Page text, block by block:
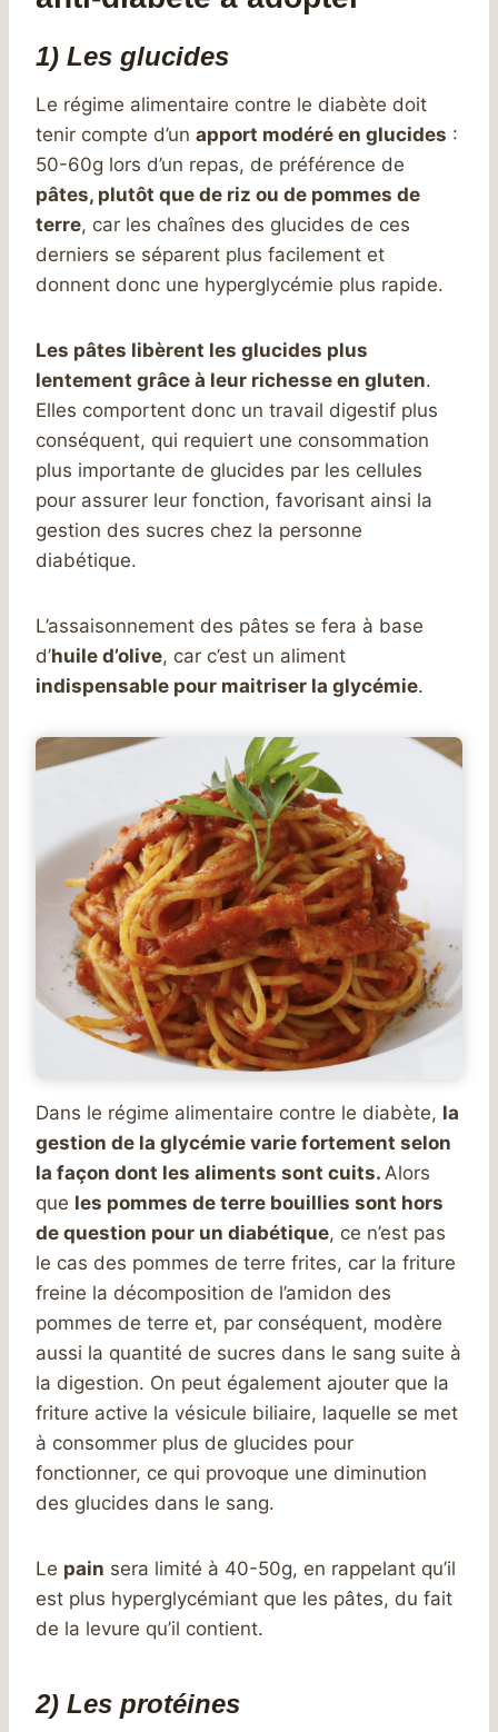
1) Les glucides
Le régime alimentaire contre le diabète doit
tenir compte d’un apport modéré en glucides :
50-60g lors d’un repas, de préférence de
pâtes, plutôt que de riz ou de pommes de
terre, car les chaînes des glucides de ces
derniers se séparent plus facilement et
donnent donc une hyperglycémie plus rapide.
Les pâtes libèrent les glucides plus
lentement grâce à leur richesse en gluten.
Elles comportent donc un travail digestif plus
conséquent, qui requiert une consommation
plus importante de glucides par les cellules
pour assurer leur fonction, favorisant ainsi la
gestion des sucres chez la personne
diabétique.
L’assaisonnement des pâtes se fera à base
d’huile d’olive, car c’est un aliment
indispensable pour maitriser la glycémie.
Dans le régime alimentaire contre le diabète, la
gestion de la glycémie varie fortement selon
la façon dont les aliments sont cuits. Alors
que les pommes de terre bouillies sont hors
de question pour un diabétique, ce n’est pas
le cas des pommes de terre frites, car la friture
freine la décomposition de l’amidon des
pommes de terre et, par conséquent, modère
aussi la quantité de sucres dans le sang suite à
la digestion. On peut également ajouter que la
friture active la vésicule biliaire, laquelle se met
à consommer plus de glucides pour
fonctionner, ce qui provoque une diminution
des glucides dans le sang.
Le pain sera limité à 40-50g, en rappelant qu’il
est plus hyperglycémiant que les pâtes, du fait
de la levure qu’il contient.
2) Les protéines